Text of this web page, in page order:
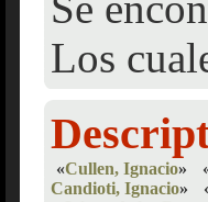
Los
«Cullen, Ignacio»
Candioti, Ignacio»